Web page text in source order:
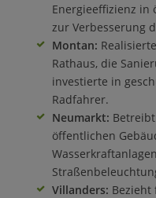
Energieeffizienz in
zur Verbesserung
Montan:
Rathaus, die
investierte in
Radfahrer.
Neumarkt:
öffentlichen
Villanders: Bezieht